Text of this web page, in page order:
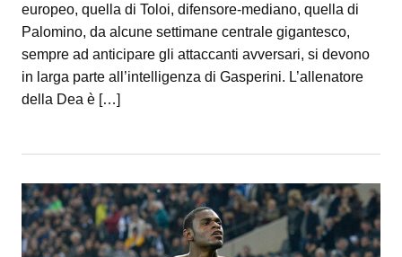
europeo, quella di Toloi, difensore-mediano, quella di
Palomino, da alcune settimane centrale gigantesco,
sempre ad anticipare gli attaccanti avversari, si devono
in larga parte all’intelligenza di Gasperini. L’allenatore
della Dea è […]